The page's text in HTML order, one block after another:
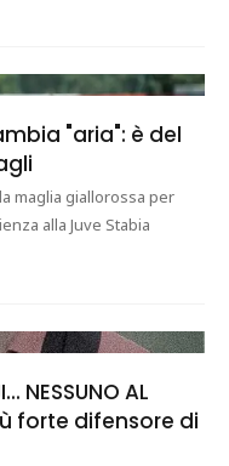
"aria": è del
maglia giallorossa per
alla Juve Stabia
NESSUNO AL
forte difensore di